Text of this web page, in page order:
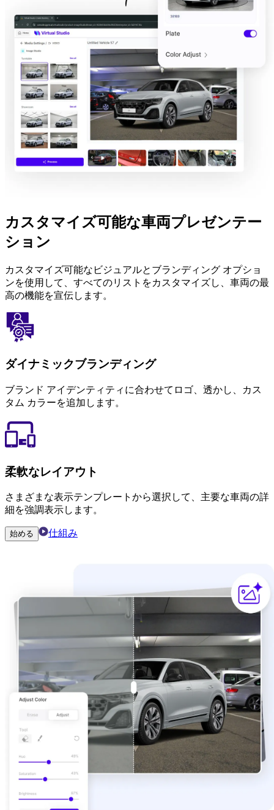
カスタマイズ可能な車両プレゼンテー
ション
カスタマイズ可能なビジュアルとブランディング オプショ
ンを使用して、すべてのリストをカスタマイズし、車両の最
高の機能を宣伝します。
ダイナミックブランディング
ブランド アイデンティティに合わせてロゴ、透かし、カス
タム カラーを追加します。
柔軟なレイアウト
さまざまな表示テンプレートから選択して、主要な車両の詳
細を強調表示します。
始める 仕組み